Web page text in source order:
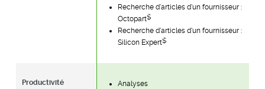
Recherche d'articles d'un fournisseur :
Octopart$
Recherche d'articles d'un fournisseur :
Silicon Expert$
Productivité
Analyses